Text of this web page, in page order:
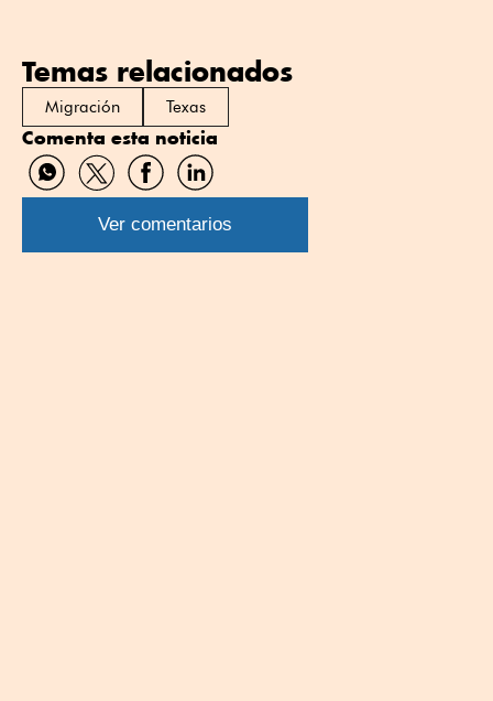
Temas relacionados
Migración Texas
Comenta esta noticia
Compartir
por
WhatsApp
Compartir
por
Twitter
Compartir
por
Facebook
Compartir
por
Linkedin
Ver comentarios